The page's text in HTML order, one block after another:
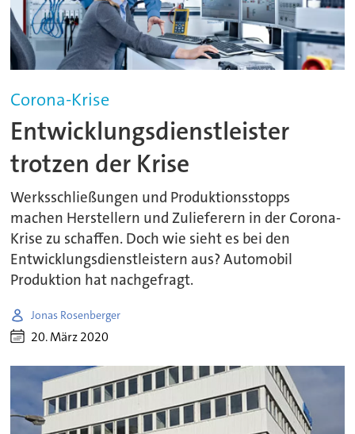
Corona-Krise
Entwicklungsdienstleister
trotzen der Krise
Werksschließungen und Produktionsstopps
machen Herstellern und Zulieferern in der Corona-
Krise zu schaffen. Doch wie sieht es bei den
Entwicklungsdienstleistern aus? Automobil
Produktion hat nachgefragt.
Jonas Rosenberger
20. März 2020